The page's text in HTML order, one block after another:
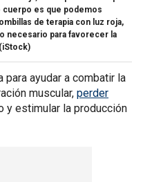
cuerpo es que podemos
de terapia con luz roja,
necesario para favorecer la
(iStock)
ayudar a combatir la
muscular, perder
y estimular la producción